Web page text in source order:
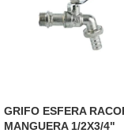
GRIFO ESFERA
MANGUERA 1/2X3/4"